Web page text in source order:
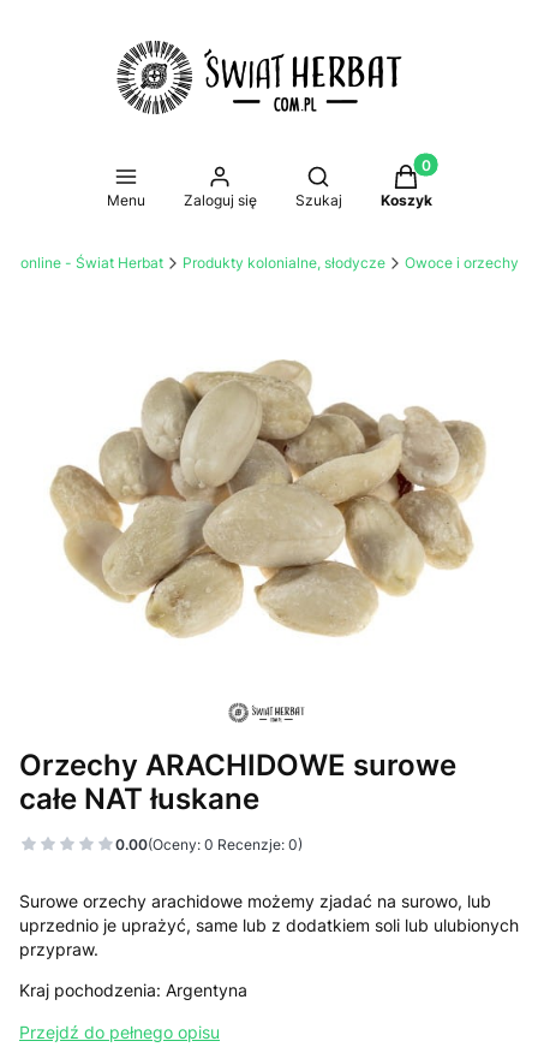
Menu Zaloguj się
Otwórz wyszukiwarkę
Szukaj
Produkty w
Koszyk
online - Świat Herbat Produkty kolonialne, słodycze Owoce i orzechy
Orzechy ARACHIDOWE surowe
całe NAT łuskane
0.00(Oceny: 0 Recenzje: 0)
Surowe orzechy arachidowe możemy zjadać na surowo, lub
uprzednio je uprażyć, same lub z dodatkiem soli lub ulubionych
przypraw.
Kraj pochodzenia: Argentyna
Przejdź do pełnego opisu